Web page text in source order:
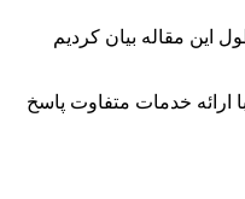
مقاله بیان کردیم
ارائه خدمات متفاوت پاسخ